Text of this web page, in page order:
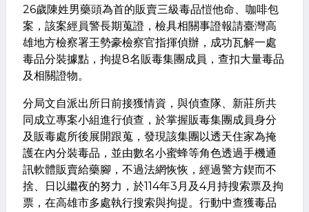
26歲陳姓男藥頭為首的販賣三級毒品愷他命、咖啡包
案，該案經員警長期蒐證，檢具相關事證報請臺灣高
雄地方檢察署王勢豪檢察官指揮偵辦，成功瓦解一處
毒品分裝據點，拘提8名販毒集團成員，查扣大量毒品
及相關證物。
分局文自派出所日前接獲情資，與偵查隊、新莊所共
同成立專案小組進行偵查，於掌握販毒集團成員身分
及販毒處所後展開跟蒐，發現該集團以透天住家為掩
護在內分裝毒品，並由數名小蜜蜂等角色透過手機通
訊軟體販賣給藥腳，不過法網恢恢，經過警方鍥而不
捨、日以繼夜的努力，於114年3月及4月持搜索票及拘
票，在高雄市多處執行搜索與拘提。行動中查獲毒品